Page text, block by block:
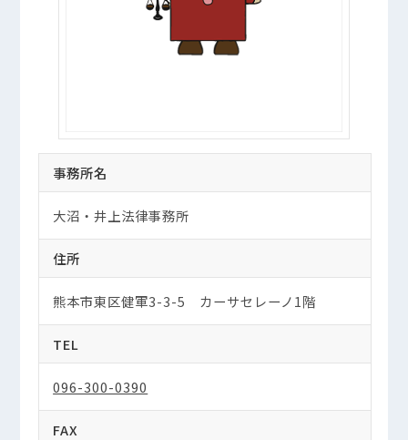
事務所名
大沼・井上法律事務所
住所
熊本市東区健軍3-3-5 カーサセレーノ1階
TEL
096-300-0390
FAX